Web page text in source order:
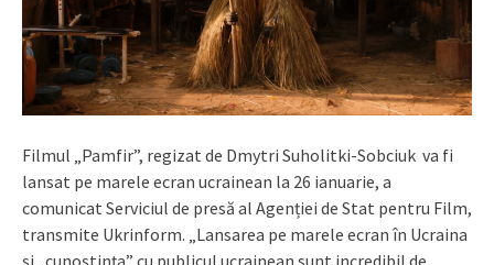
Filmul „Pamfir”, regizat de Dmytri Suholitki-Sobciuk va fi
lansat pe marele ecran ucrainean la 26 ianuarie, a
comunicat Serviciul de presă al Agenției de Stat pentru Film,
transmite Ukrinform. „Lansarea pe marele ecran în Ucraina